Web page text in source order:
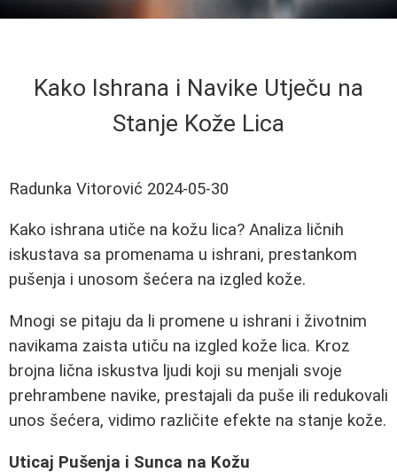
Kako Ishrana i Navike Utječu na
Stanje Kože Lica
Radunka Vitorović 2024-05-30
Kako ishrana utiče na kožu lica? Analiza ličnih
iskustava sa promenama u ishrani, prestankom
pušenja i unosom šećera na izgled kože.
Mnogi se pitaju da li promene u ishrani i životnim
navikama zaista utiču na izgled kože lica. Kroz
brojna lična iskustva ljudi koji su menjali svoje
prehrambene navike, prestajali da puše ili redukovali
unos šećera, vidimo različite efekte na stanje kože.
Uticaj Pušenja i Sunca na Kožu